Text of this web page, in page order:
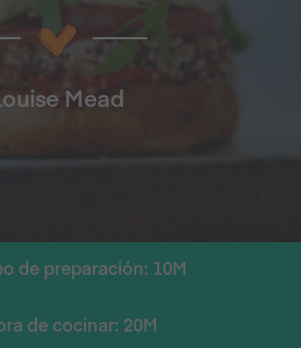
Mead
de preparación: 10M
de cocinar: 20M